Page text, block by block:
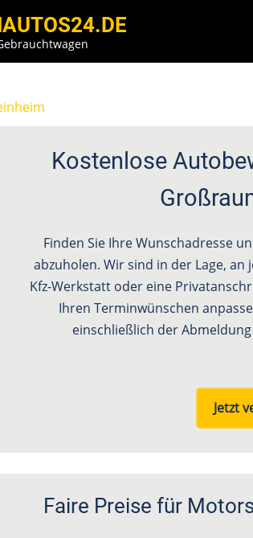
Kostenlose
Finden Sie Ihre Wunschadresse
abzuholen. Wir sind in der Lage, an
Kfz-Werkstatt oder eine
Ihren Terminwünschen
einschließlich der
Jetzt
Faire Preise für